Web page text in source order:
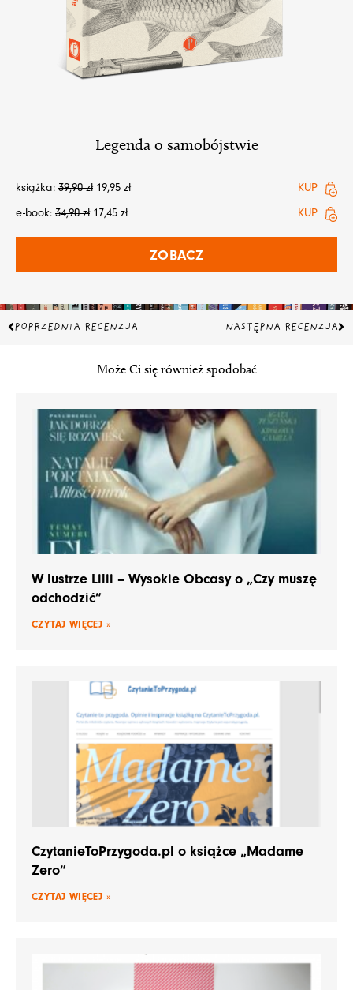
Legenda o samobójstwie
książka: 39,90zł 19,95 zł
KUP
e-book: 34,90zł 17,45 zł KUP
ZOBACZ
Prev
POPRZEDNIA RECENZJA NASTĘPNA RECENZJA
Może Ci się również spodobać
W lustrze Lilii – Wysokie Obcasy o „Czy muszę
odchodzić”
CZYTAJ WIĘCEJ »
CzytanieToPrzygoda.pl o książce „Madame
Zero”
CZYTAJ WIĘCEJ »